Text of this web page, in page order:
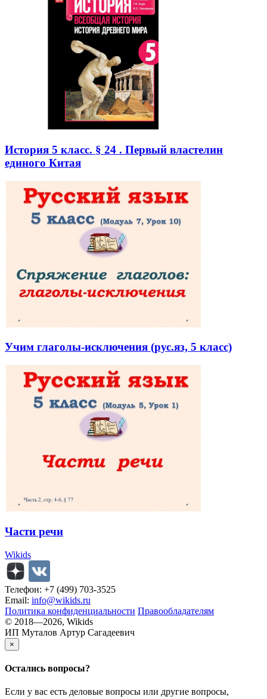
История 5 класс. § 24 . Первый властелин
единого Китая
Учим глаголы-исключения (рус.яз, 5 класс)
Части речи
Wikids
Телефон: +7 (499) 703-3525
Email: info@wikids.ru
Политика конфиденциальности Правообладателям
© 2018—2026, Wikids
ИП Муталов Артур Сагадеевич
×
Остались вопросы?
Если у вас есть деловые вопросы или другие вопросы,